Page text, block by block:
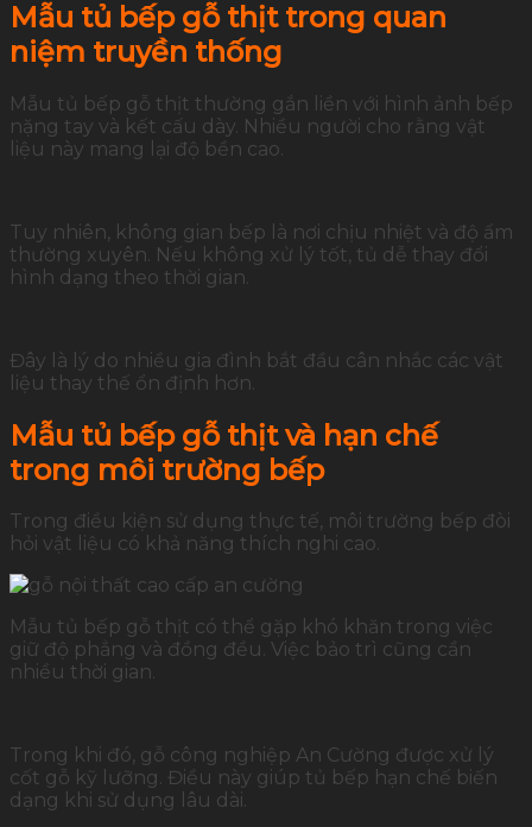
Mẫu tủ bếp gỗ thịt trong quan
niệm truyền thống
Mẫu tủ bếp gỗ thịt thường gắn liền với hình ảnh bếp
nặng tay và kết cấu dày. Nhiều người cho rằng vật
liệu này mang lại độ bền cao.
Tuy nhiên, không gian bếp là nơi chịu nhiệt và độ ẩm
thường xuyên. Nếu không xử lý tốt, tủ dễ thay đổi
hình dạng theo thời gian.
Đây là lý do nhiều gia đình bắt đầu cân nhắc các vật
liệu thay thế ổn định hơn.
Mẫu tủ bếp gỗ thịt và hạn chế
trong môi trường bếp
Trong điều kiện sử dụng thực tế, môi trường bếp đòi
hỏi vật liệu có khả năng thích nghi cao.
Mẫu tủ bếp gỗ thịt có thể gặp khó khăn trong việc
giữ độ phẳng và đồng đều. Việc bảo trì cũng cần
nhiều thời gian.
Trong khi đó, gỗ công nghiệp An Cường được xử lý
cốt gỗ kỹ lưỡng. Điều này giúp tủ bếp hạn chế biến
dạng khi sử dụng lâu dài.